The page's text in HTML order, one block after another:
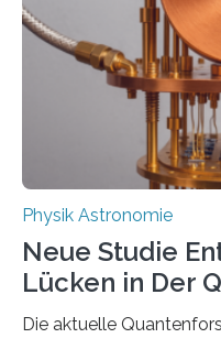
internationaler Partner
Der lange diskutierte
gefunden. Kurz darauf
Thorium tatsächlich
Physik Astronomie
Neue Studie
Lücken in Der
Die aktuelle